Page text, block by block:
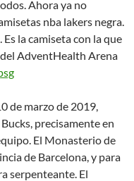
Ahora ya no
nba lakers negra.
la camiseta con la que
AdventHealth Arena
de marzo de 2019,
precisamente en
El Monasterio de
de Barcelona, y para
serpenteante. El